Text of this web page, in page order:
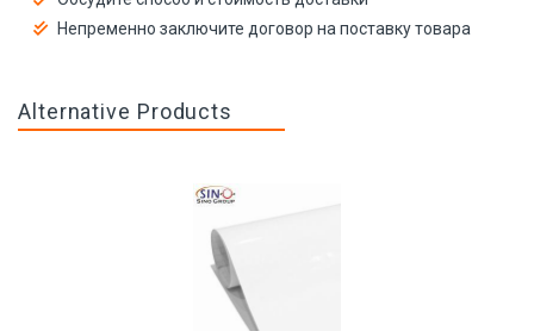
Непременно заключите договор на поставку товара
Alternative Products